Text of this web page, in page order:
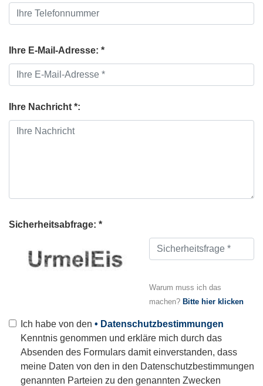
Ihre E-Mail-Adresse: *
Ihre Nachricht *:
Sicherheitsabfrage: *
Warum muss ich das
machen? Bitte hier klicken
Ich habe von den • Datenschutzbestimmungen
Kenntnis genommen und erkläre mich durch das
Absenden des Formulars damit einverstanden, dass
meine Daten von den in den Datenschutzbestimmungen
genannten Parteien zu den genannten Zwecken